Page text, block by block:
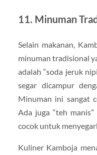
11. Minuman
Selain makanan,
minuman tradisional
adalah “soda jeruk
segar dicampur
Minuman ini sangat
Ada juga “teh
cocok untuk
Kuliner Kamboja